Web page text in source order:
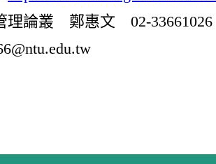
理論叢 鄭惠文 02-33661026